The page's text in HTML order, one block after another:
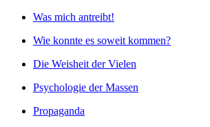
Was mich antreibt!
Wie konnte es soweit kommen?
Die Weisheit der Vielen
Psychologie der Massen
Propaganda